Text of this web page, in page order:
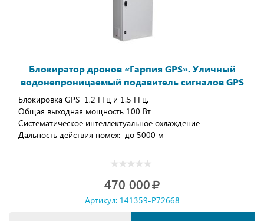
Блокиратор дронов «Гарпия GPS». Уличный
водонепроницаемый подавитель сигналов GPS
до 5 км
Блокировка GPS 1,2 ГГц и 1.5 ГГц.
Общая выходная мощность 100 Вт
Систематическое интеллектуальное охлаждение
Дальность действия помех: до 5000 м
470 000
Артикул: 141359-P72668